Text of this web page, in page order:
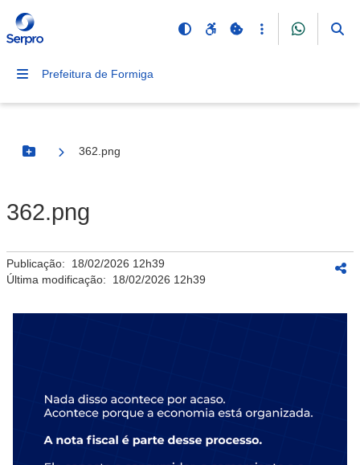
Prefeitura de Formiga
Botão Menu
362.png
362.png
Publicação: 18/02/2026 12h39
Última modificação: 18/02/2026 12h39